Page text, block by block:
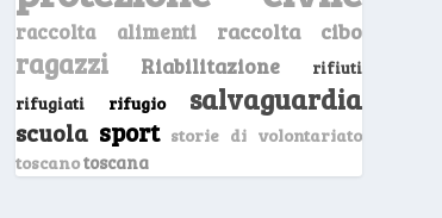
raccolta alimenti raccolta cibo
ragazzi Riabilitazione
rifiuti
rifugiati
rifugio salvaguardia
scuola sport storie di volontariato
toscanotoscana